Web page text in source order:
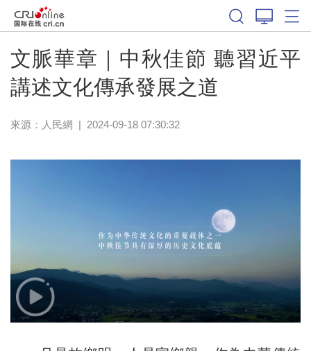
文脈華章｜中秋佳節 聽習近平
講述文化傳承發展之道
來源： 人民網 | 2024-09-18 07:30:32